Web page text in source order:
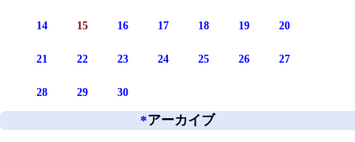
14 15 16 17 18 19 20
21 22 23 24 25 26 27
28 29 30
*アーカイブ